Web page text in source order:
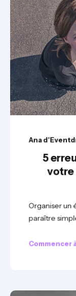
Ana
5
votre
Organiser un
paraître
Commencer